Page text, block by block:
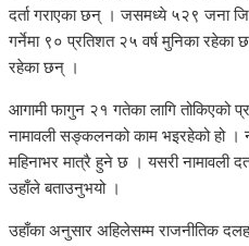
दर्ता गराएका छन् । जसमध्ये ५२९ जना
गर्नेमा ९० प्रतिशत २५ वर्ष मुनिका रहेका
रहेका छन् ।
आगामी फागुन २१ गतेका लागि तोकिएको
नामावली सङ्कलनको काम भइरहेको हो ।
महिनाभर मात्रै हुने छ । यसरी नामावली
उहाँले बताउनुभयो ।
उहाँका अनुसार अहिलेसम्म राजनीतिक